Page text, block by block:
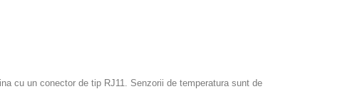
cu un conector de tip RJ11. Senzorii de temperatura sunt de